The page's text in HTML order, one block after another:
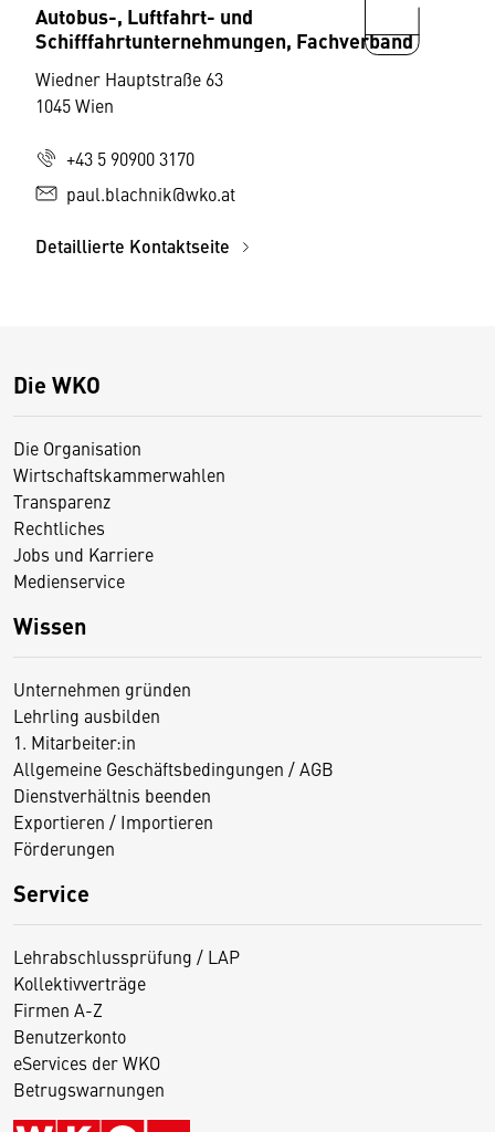
Autobus-, Luftfahrt- und
Schifffahrtunternehmungen, Fachverband
Wiedner Hauptstraße 63
1045 Wien
+43 5 90900 3170
paul.blachnik@wko.at
Detaillierte Kontaktseite
Die WKO
Die Organisation
Wirtschaftskammerwahlen
Transparenz
Rechtliches
Jobs und Karriere
Medienservice
Wissen
Unternehmen gründen
Lehrling ausbilden
1. Mitarbeiter:in
Allgemeine Geschäftsbedingungen / AGB
Dienstverhältnis beenden
Exportieren / Importieren
Förderungen
Service
Lehrabschlussprüfung / LAP
Kollektivverträge
Firmen A-Z
Benutzerkonto
eServices der WKO
Betrugswarnungen